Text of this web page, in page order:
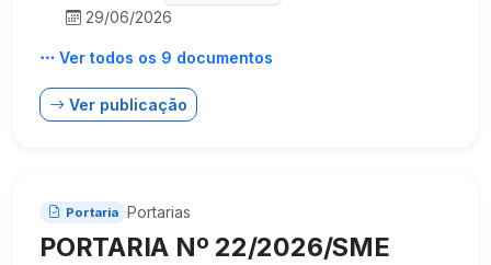
29/06/2026
Ver todos os 9 documentos
Ver publicação
Portaria Portarias
PORTARIA Nº 22/2026/SME